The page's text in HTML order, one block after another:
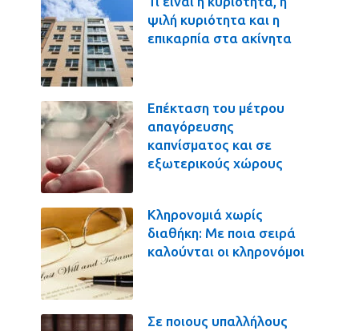
ψιλή κυριότητα και η
επικαρπία στα ακίνητα
Επέκταση του μέτρου
απαγόρευσης
καπνίσματος και σε
εξωτερικούς χώρους
Κληρονομιά χωρίς
διαθήκη: Με ποια σειρά
καλούνται οι κληρονόμοι
Σε ποιους υπαλλήλους